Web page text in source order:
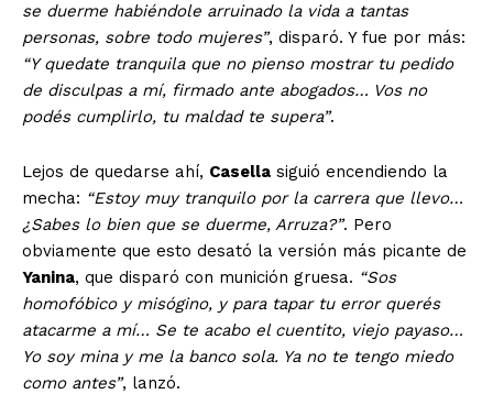
se duerme habiéndole arruinado la vida a tantas
personas, sobre todo mujeres”, disparó. Y fue por más:
“Y quedate tranquila que no pienso mostrar tu pedido
de disculpas a mí, firmado ante abogados… Vos no
podés cumplirlo, tu maldad te supera”.
Lejos de quedarse ahí, Casella siguió encendiendo la
mecha: “Estoy muy tranquilo por la carrera que llevo…
¿Sabes lo bien que se duerme, Arruza?”. Pero
obviamente que esto desató la versión más picante de
Yanina, que disparó con munición gruesa. “Sos
homofóbico y misógino, y para tapar tu error querés
atacarme a mí… Se te acabo el cuentito, viejo payaso…
Yo soy mina y me la banco sola. Ya no te tengo miedo
como antes”, lanzó.